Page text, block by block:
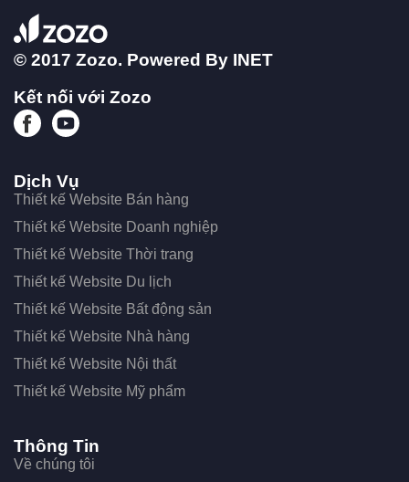
© 2017 Zozo. Powered By INET
Kết nối với Zozo
Dịch Vụ
Thiết kế Website Bán hàng
Thiết kế Website Doanh nghiệp
Thiết kế Website Thời trang
Thiết kế Website Du lịch
Thiết kế Website Bất động sản
Thiết kế Website Nhà hàng
Thiết kế Website Nội thất
Thiết kế Website Mỹ phẩm
Thông Tin
Về chúng tôi